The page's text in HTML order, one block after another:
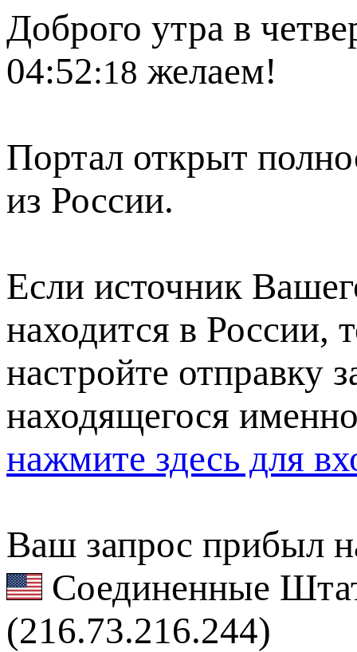
Доброго утра в
04:52:18 желаем!
Портал открыт
из России.
Если источник
находится в России,
настройте отправку
находящегося
нажмите здесь для
Ваш запрос прибыл
Соединенные
(216.73.216.244)